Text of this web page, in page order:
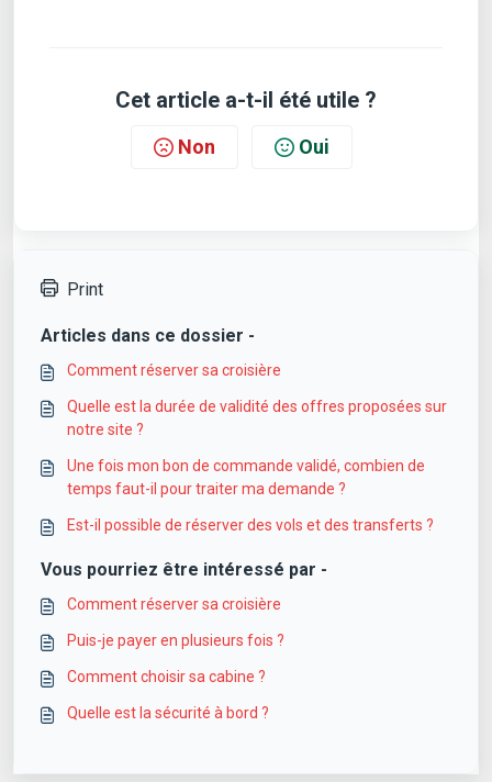
Cet article a-t-il été utile ?
Non Oui
Print
Articles dans ce dossier -
Comment réserver sa croisière
Quelle est la durée de validité des offres proposées sur
notre site ?
Une fois mon bon de commande validé, combien de
temps faut-il pour traiter ma demande ?
Est-il possible de réserver des vols et des transferts ?
Vous pourriez être intéressé par -
Comment réserver sa croisière
Puis-je payer en plusieurs fois ?
Comment choisir sa cabine ?
Quelle est la sécurité à bord ?